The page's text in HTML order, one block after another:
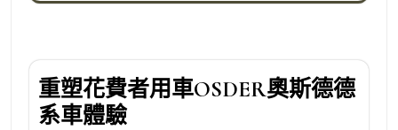
重塑花費者用車OSDER奧斯德德
系車體驗